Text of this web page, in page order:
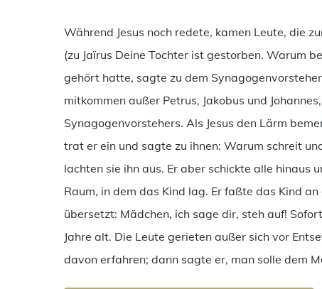
Während Jesus noch redete, kamen Leute, die
(zu Jaïrus Deine Tochter ist gestorben. Warum
gehört hatte, sagte zu dem
mitkommen außer Petrus, Jakobus und
Synagogenvorstehers. Als Jesus den Lärm
trat er ein und sagte zu ihnen: Warum schreit
lachten sie ihn aus. Er aber schickte alle hinaus
Raum, in dem das Kind lag. Er faßte das Kind
übersetzt: Mädchen, ich sage dir, steh auf!
Jahre alt. Die Leute gerieten außer sich vor
davon erfahren; dann sagte er, man solle dem